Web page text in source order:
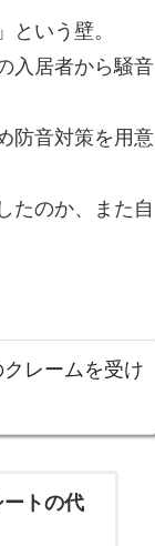
いう壁。
入居者から騒音
防音対策を用意
たのか、また自
レームを受け
トの代